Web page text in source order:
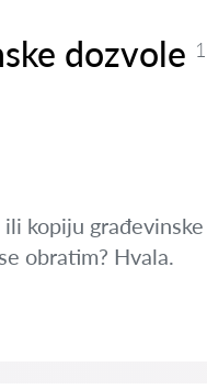
dozvole
kopiju
obratim? Hvala.